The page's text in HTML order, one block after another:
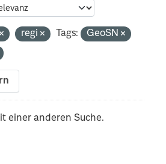
regi Tags:
GeoSN
einer anderen Suche.